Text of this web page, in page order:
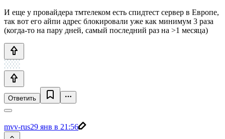
И еще у провайдера тмтелеком есть спидтест сервер в Европе,
так вот его айпи адрес блокировали уже как минимум 3 раза
(когда-то на пару дней, самый последний раз на >1 месяца)
Ответить
mvv-rus29 янв в 21:56